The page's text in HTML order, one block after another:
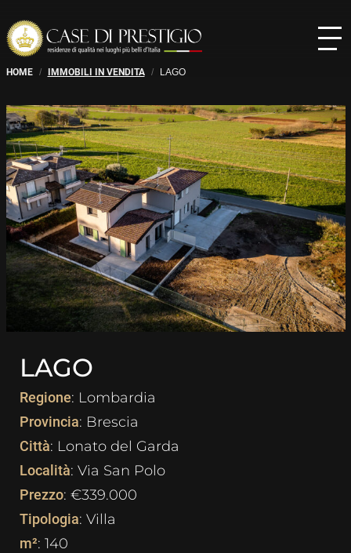
HOME / IMMOBILI IN VENDITA / LAGO
LAGO
Regione: Lombardia
Provincia: Brescia
Città: Lonato del Garda
Località: Via San Polo
Prezzo: €339.000
Tipologia: Villa
m²: 140